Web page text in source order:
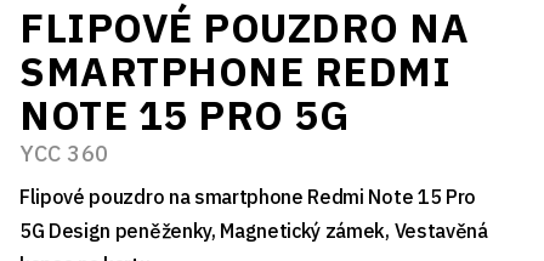
FLIPOVÉ POUZDRO NA
SMARTPHONE REDMI
NOTE 15 PRO 5G
YCC 360
Flipové pouzdro na smartphone Redmi Note 15 Pro
5G Design peněženky, Magnetický zámek, Vestavěná